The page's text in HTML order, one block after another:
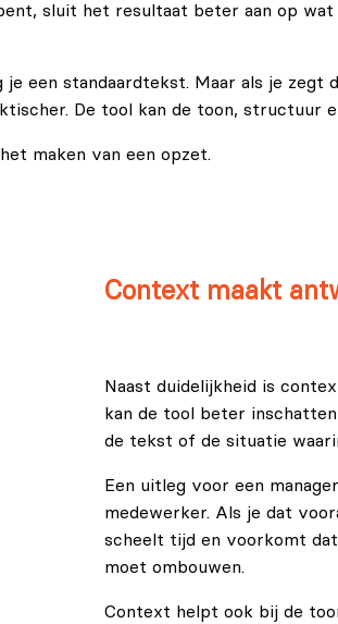
sluit het resultaat beter aan op
een standaardtekst. Maar als je
De tool kan de toon, structuur
maken van een opzet.
Context maakt
Naast duidelijkheid is
kan de tool beter
de tekst of de situatie
Een uitleg voor een
medewerker. Als je dat
scheelt tijd en voorkomt dat
moet ombouwen.
Context helpt ook bij de